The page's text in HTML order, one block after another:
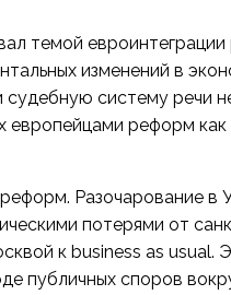
темой
изменений в
систему речи
реформ
Разочарование в
потерями от
к business as usual.
публичных споров